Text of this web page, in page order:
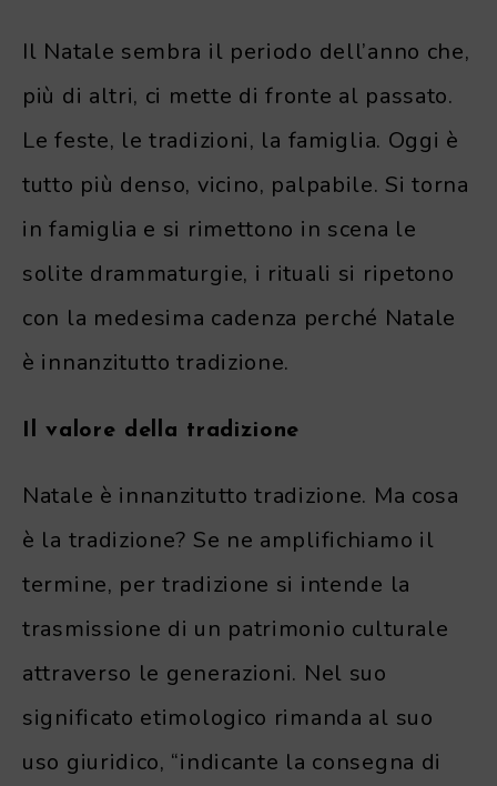
Il Natale sembra il periodo dell’anno che,
più di altri, ci mette di fronte al passato.
Le feste, le tradizioni, la famiglia. Oggi è
tutto più denso, vicino, palpabile. Si torna
in famiglia e si rimettono in scena le
solite drammaturgie, i rituali si ripetono
con la medesima cadenza perché Natale
è innanzitutto tradizione.
Il valore della tradizione
Natale è innanzitutto tradizione. Ma cosa
è la tradizione? Se ne amplifichiamo il
termine, per tradizione si intende la
trasmissione di un patrimonio culturale
attraverso le generazioni. Nel suo
significato etimologico rimanda al suo
uso giuridico, “indicante la consegna di